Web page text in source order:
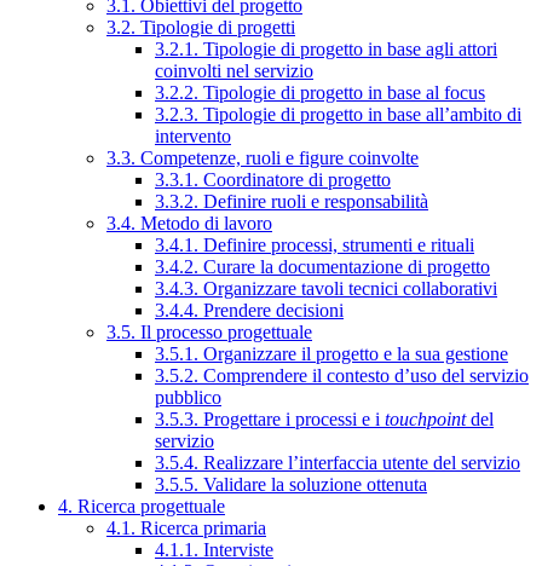
3.1. Obiettivi del progetto
3.2. Tipologie di progetti
3.2.1. Tipologie di progetto in base agli attori
coinvolti nel servizio
3.2.2. Tipologie di progetto in base al focus
3.2.3. Tipologie di progetto in base all’ambito di
intervento
3.3. Competenze, ruoli e figure coinvolte
3.3.1. Coordinatore di progetto
3.3.2. Definire ruoli e responsabilità
3.4. Metodo di lavoro
3.4.1. Definire processi, strumenti e rituali
3.4.2. Curare la documentazione di progetto
3.4.3. Organizzare tavoli tecnici collaborativi
3.4.4. Prendere decisioni
3.5. Il processo progettuale
3.5.1. Organizzare il progetto e la sua gestione
3.5.2. Comprendere il contesto d’uso del servizio
pubblico
3.5.3. Progettare i processi e i touchpointdel
servizio
3.5.4. Realizzare l’interfaccia utente del servizio
3.5.5. Validare la soluzione ottenuta
4. Ricerca progettuale
4.1. Ricerca primaria
4.1.1. Interviste